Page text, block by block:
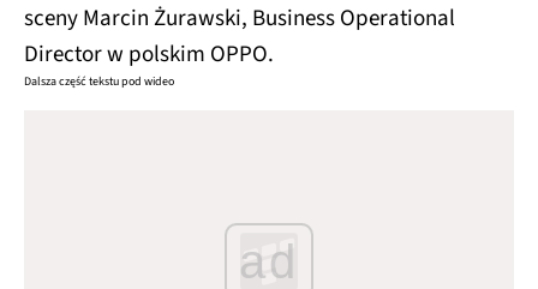
sceny Marcin Żurawski, Business Operational
Director w polskim OPPO.
Dalsza część tekstu pod wideo
ad